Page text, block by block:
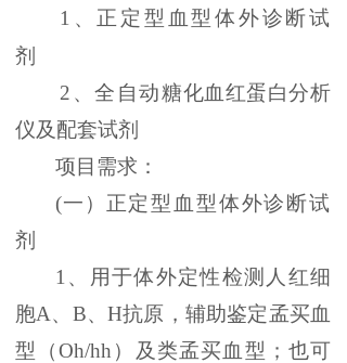
1、正定型血型体外诊断试
剂
2、全自动糖化血红蛋白分析
仪及配套试剂
项目需求：
(一） 正定型血型体外诊断试
剂
1、用于体外定性检测人红细
胞A、B、H抗原，辅助鉴定孟买血
型（Oh/hh）及类孟买血型；也可